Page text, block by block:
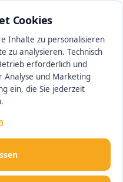
Cookies
Inhalte zu personalisieren
zu analysieren. Technisch
erforderlich und
Analyse und Marketing
ein, die Sie jederzeit